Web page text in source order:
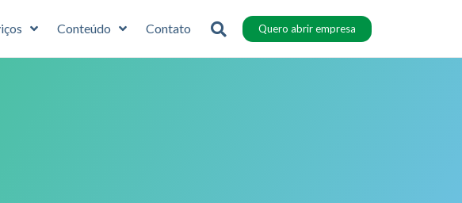
Conteúdo Contato Quero abrir empresa